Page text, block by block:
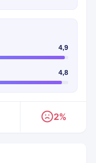
4,9
4,8
2%